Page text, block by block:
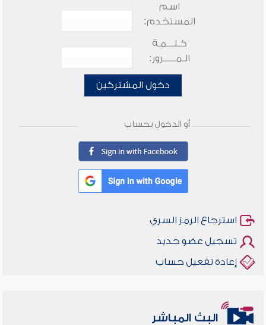
اسم
المستخدم:
كـلـــمـة
الـمـــــرور:
دخول المشتركين
أو الدخول بحساب
استرجاع الرمز السري
تسجيل عضو جديد
إعادة تفعيل حساب
البث المباشر